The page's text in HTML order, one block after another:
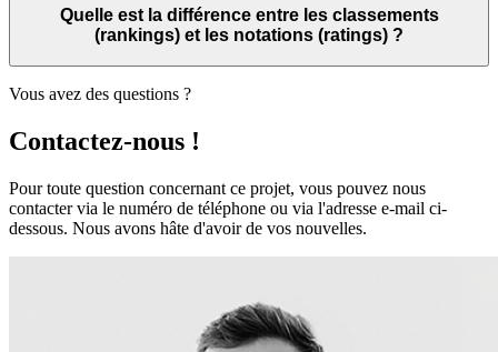
Quelle est la différence entre les classements
(rankings) et les notations (ratings) ?
Vous avez des questions ?
Contactez-nous !
Pour toute question concernant ce projet, vous pouvez nous
contacter via le numéro de téléphone ou via l'adresse e-mail ci-
dessous. Nous avons hâte d'avoir de vos nouvelles.